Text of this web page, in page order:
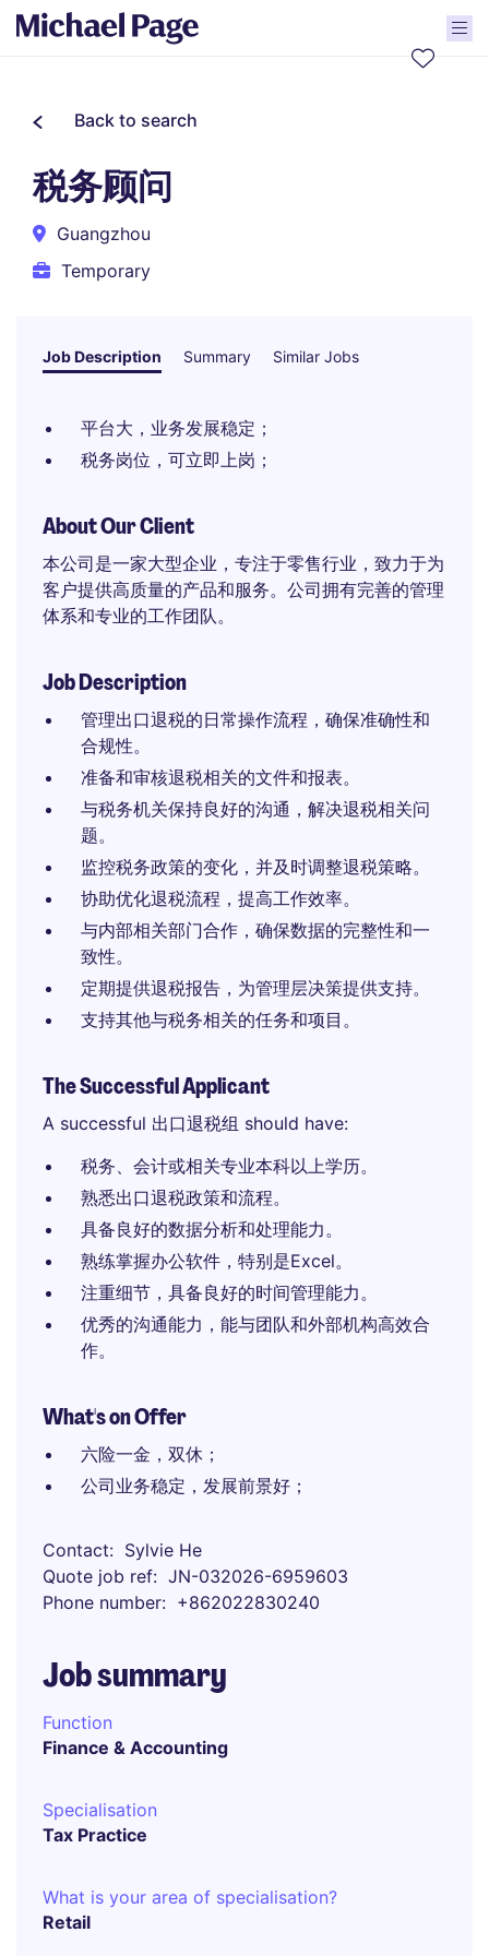
Back to search
税务顾问
Guangzhou
Temporary
Job Description Summary Similar Jobs
平台大，业务发展稳定；
税务岗位，可立即上岗；
About Our Client
本公司是一家大型企业，专注于零售行业，致力于为
客户提供高质量的产品和服务。公司拥有完善的管理
体系和专业的工作团队。
Job Description
管理出口退税的日常操作流程，确保准确性和
合规性。
准备和审核退税相关的文件和报表。
与税务机关保持良好的沟通，解决退税相关问
题。
监控税务政策的变化，并及时调整退税策略。
协助优化退税流程，提高工作效率。
与内部相关部门合作，确保数据的完整性和一
致性。
定期提供退税报告，为管理层决策提供支持。
支持其他与税务相关的任务和项目。
The Successful Applicant
A successful 出口退税组 should have:
税务、会计或相关专业本科以上学历。
熟悉出口退税政策和流程。
具备良好的数据分析和处理能力。
熟练掌握办公软件，特别是Excel。
注重细节，具备良好的时间管理能力。
优秀的沟通能力，能与团队和外部机构高效合
作。
What's on Offer
六险一金，双休；
公司业务稳定，发展前景好；
Contact
Sylvie He
Quote job ref
JN-032026-6959603
Phone number
+862022830240
Job summary
Function
Finance & Accounting
Specialisation
Tax Practice
What is your area of specialisation?
Retail